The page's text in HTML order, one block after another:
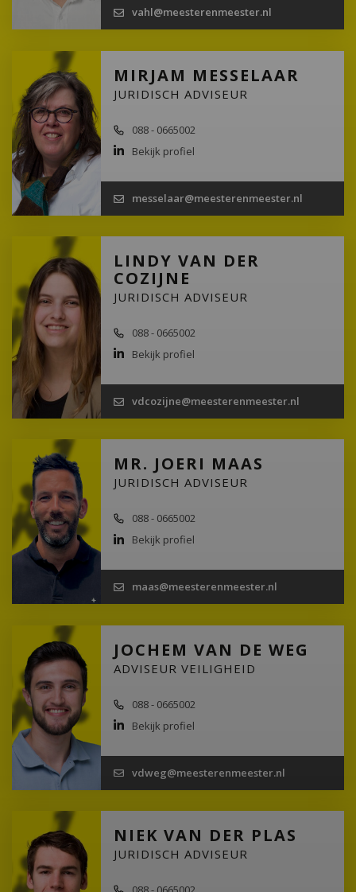
vahl@meesterenmeester.nl
MIRJAM MESSELAAR
JURIDISCH ADVISEUR
088 - 0665002
Bekijk profiel
messelaar@meesterenmeester.nl
LINDY VAN DER
COZIJNE
JURIDISCH ADVISEUR
088 - 0665002
Bekijk profiel
vdcozijne@meesterenmeester.nl
MR. JOERI MAAS
JURIDISCH ADVISEUR
088 - 0665002
Bekijk profiel
maas@meesterenmeester.nl
JOCHEM VAN DE WEG
ADVISEUR VEILIGHEID
088 - 0665002
Bekijk profiel
vdweg@meesterenmeester.nl
NIEK VAN DER PLAS
JURIDISCH ADVISEUR